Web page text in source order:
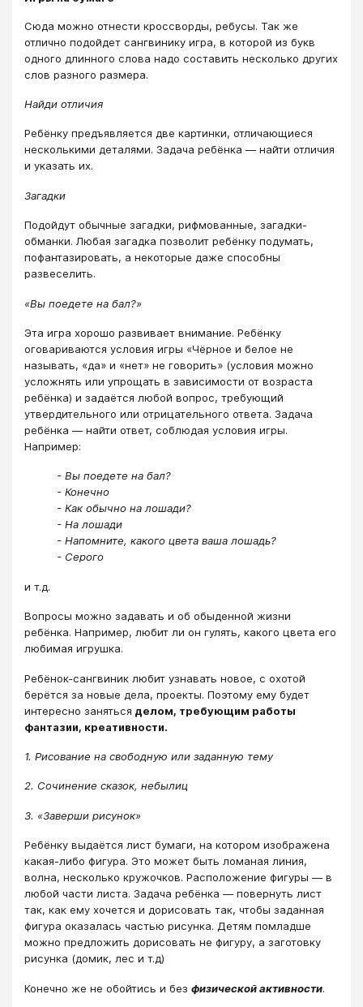
Сюда можно отнести кроссворды, ребусы. Так же
отлично подойдет сангвинику игра, в которой из букв
одного длинного слова надо составить несколько других
слов разного размера.
Найди отличия
Ребёнку предъявляется две картинки, отличающиеся
несколькими деталями. Задача ребёнка — найти отличия
и указать их.
Загадки
Подойдут обычные загадки, рифмованные, загадки-
обманки. Любая загадка позволит ребёнку подумать,
пофантазировать, а некоторые даже способны
развеселить.
«Вы поедете на бал?»
Эта игра хорошо развивает внимание. Ребёнку
оговариваются условия игры «Чёрное и белое не
называть, «да» и «нет» не говорить» (условия можно
усложнять или упрощать в зависимости от возраста
ребёнка) и задаётся любой вопрос, требующий
утвердительного или отрицательного ответа. Задача
ребёнка — найти ответ, соблюдая условия игры.
Например:
- Вы поедете на бал?
- Конечно
- Как обычно на лошади?
- На лошади
- Напомните, какого цвета ваша лошадь?
- Серого
и т.д.
Вопросы можно задавать и об обыденной жизни
ребёнка. Например, любит ли он гулять, какого цвета его
любимая игрушка.
Ребёнок-сангвиник любит узнавать новое, с охотой
берётся за новые дела, проекты. Поэтому ему будет
интересно заняться делом, требующим работы
фантазии, креативности.
1. Рисование на свободную или заданную тему
2. Сочинение сказок, небылиц
3. «Заверши рисунок»
Ребёнку выдаётся лист бумаги, на котором изображена
какая-либо фигура. Это может быть ломаная линия,
волна, несколько кружочков. Расположение фигуры — в
любой части листа. Задача ребёнка — повернуть лист
так, как ему хочется и дорисовать так, чтобы заданная
фигура оказалась частью рисунка. Детям помладше
можно предложить дорисовать не фигуру, а заготовку
рисунка (домик, лес и т.д)
Конечно же не обойтись и без физической активности.